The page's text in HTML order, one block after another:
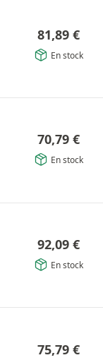
81,89 €
En stock
70,79 €
En stock
92,09 €
En stock
75,79 €